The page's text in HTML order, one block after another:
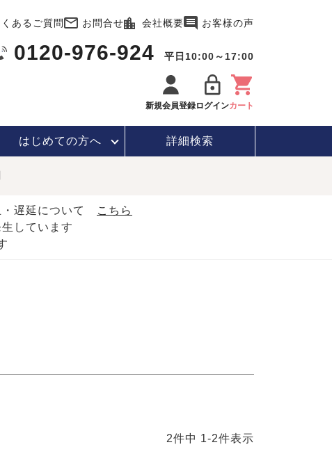
くあるご質問 お問合せ 会社概要 お客様の声
0120-976-924 平日10:00～17:00
新規会員登録ログインカート
はじめての方へ 詳細検索
・遅延について
こちら
しています
2件中 1-2件表示